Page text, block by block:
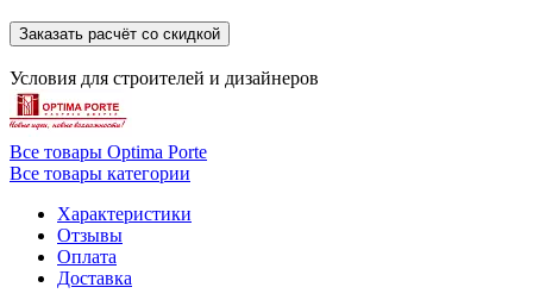
Заказать расчёт со скидкой
Условия для строителей и дизайнеров
Все товары Optima Porte
Все товары категории
Характеристики
Отзывы
Оплата
Доставка